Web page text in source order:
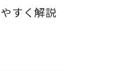
すく解説